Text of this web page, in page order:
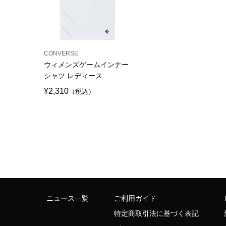
CONVERSE
ウィメンズゲームインナー
シャツ レディース
¥2,310 （税込）
ニュース一覧
ご利用ガイド
特定商取引法に基づく表記